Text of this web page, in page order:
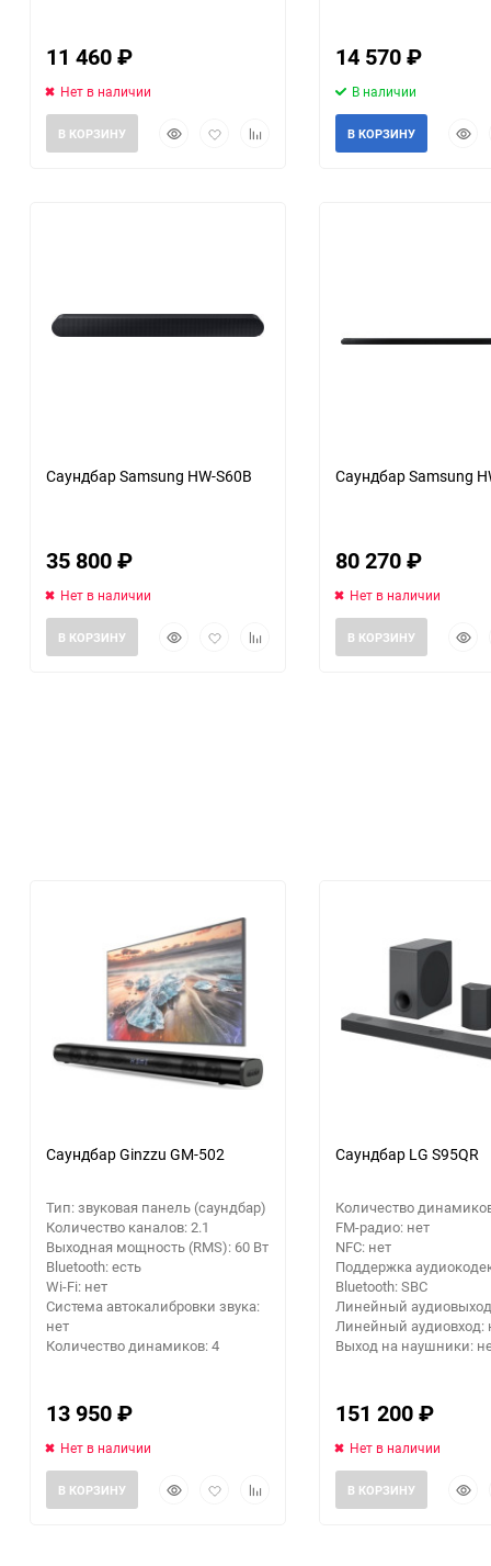
11 460₽
Нет в наличии
БыстрыйДобавитьДобавить
В КОРЗИНУ
14 570₽
В наличии
В КОРЗИНУ
Саундбар Samsung HW-S60B
35 800₽
Нет в наличии
БыстрыйДобавитьДобавить
В КОРЗИНУ
еще 12 фото
Саундбар Samsung
80 270₽
Нет в наличии
В КОРЗИНУ
Саундбар Ginzzu GM-502
Тип: звуковая панель (саундбар)
Количество каналов: 2.1
Выходная мощность (RMS): 60 Вт
Bluetooth: есть
Wi-Fi: нет
Система автокалибровки звука:
нет
Количество динамиков: 4
13 950₽
Нет в наличии
БыстрыйДобавитьДобавить
В КОРЗИНУ
еще 3 фото
Саундбар LG S95QR
Количество
FM-радио: нет
NFC: нет
Поддержка
Bluetooth: SBC
Линейный
Линейный аудиовход:
Выход на наушники:
151 200₽
Нет в наличии
В КОРЗИНУ